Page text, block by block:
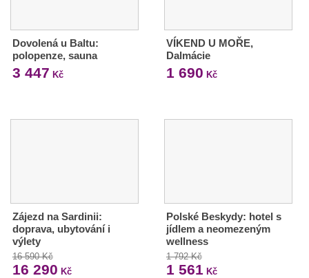
Dovolená u Baltu:
polopenze, sauna
3 447 Kč
VÍKEND U MOŘE,
Dalmácie
1 690 Kč
Zájezd na Sardinii:
doprava, ubytování i
výlety
16 590 Kč
16 290 Kč
Polské Beskydy: hotel s
jídlem a neomezeným
wellness
1 792 Kč
1 561 Kč